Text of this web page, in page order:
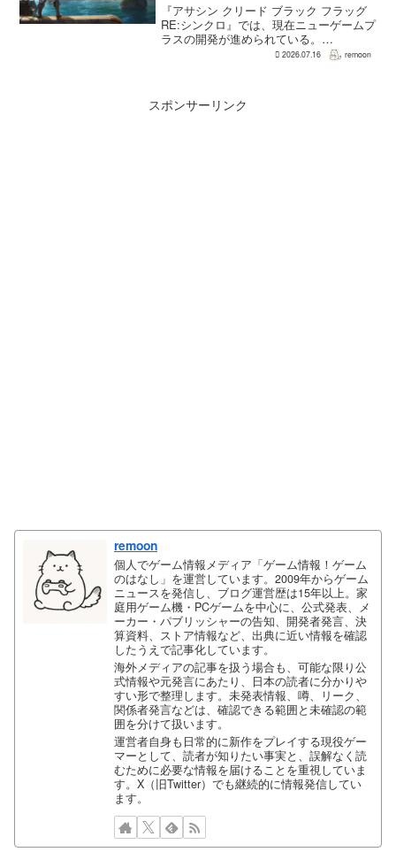
『アサシン クリード ブラック フラッグ
RE:シンクロ』では、現在ニューゲームプ
ラスの開発が進められている。
GamesRadar+によると、ゲームディレク
2026.07.16 remoon
スポンサーリンク
remoon
個人でゲーム情報メディア「ゲーム情報！ゲーム
のはなし」を運営しています。2009年からゲーム
ニュースを発信し、ブログ運営歴は15年以上。家
庭用ゲーム機・PCゲームを中心に、公式発表、メ
ーカー・パブリッシャーの告知、開発者発言、決
算資料、ストア情報など、出典に近い情報を確認
したうえで記事化しています。
海外メディアの記事を扱う場合も、可能な限り公
式情報や元発言にあたり、日本の読者に分かりや
すい形で整理します。未発表情報、噂、リーク、
関係者発言などは、確認できる範囲と未確認の範
囲を分けて扱います。
運営者自身も日常的に新作をプレイする現役ゲー
マーとして、読者が知りたい事実と、誤解なく読
むために必要な情報を届けることを重視していま
す。X（旧Twitter）でも継続的に情報発信してい
ます。